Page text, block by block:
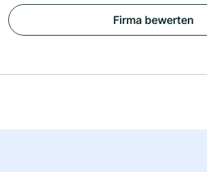
Firma bewerten